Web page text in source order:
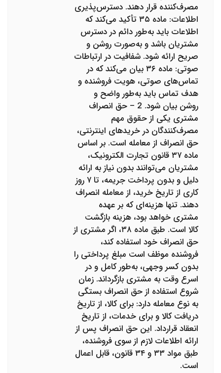
مصرف‌کننده قرار دهند. دسترس‌پذیری
اطلاعات: ماده ۳۵ تأکید می‌کند که
اطلاعات باید به‌طور دائم در دسترس
مشتریان باشد و به‌صورت روشن و
صریح ارائه شود. شفافیت در ارتباطات
صوتی: ماده ۳۶ بیان می‌کند که در
تماس‌های صوتی، هویت فروشنده و
هدف تماس باید به‌طور واضح و
روشن بیان شود. 2 – حق انصراف
مشتری یکی از حقوق مهم
مصرف‌کنندگان در خریدهای اینترنتی،
حق انصراف از معامله است. بر اساس
ماده ۳۷ قانون تجارت الکترونیک،
مشتریان می‌توانند بدون نیاز به ارائه
دلیل و بدون پرداخت جریمه، تا ۷ روز
کاری از تاریخ خرید، از معامله انصراف
دهند. تنها هزینه‌ای که بر عهده
مشتری خواهد بود، هزینه بازگشت
کالا است. طبق ماده ۳۸، اگر مشتری از
حق انصراف خود استفاده کند،
فروشنده موظف است مبلغ پرداختی را
بدون کسر وجهی، به‌طور کامل و در
اسرع وقت به مشتری بازگرداند. زمان
شروع استفاده از حق انصراف بستگی
به نوع معامله دارد: برای کالا، از تاریخ
دریافت کالا و برای خدمات، از تاریخ
انعقاد قرارداد. این حق انصراف پس از
ارائه اطلاعات لازم از سوی فروشنده،
طبق مواد ۳۳ و ۳۴ قانون، قابل اعمال
است.